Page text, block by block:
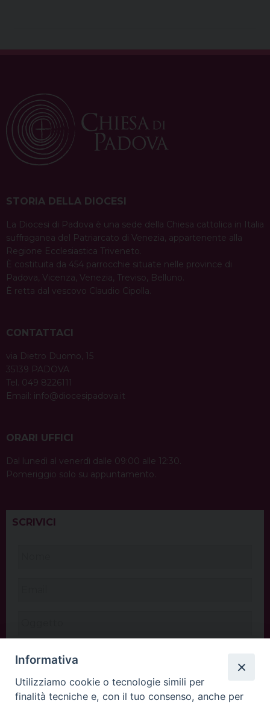
STORIA DELLA DIOCESI
La Diocesi di Padova è una sede della Chiesa cattolica in Italia
suffraganea del Patriarcato di Venezia, appartenente alla
Regione Ecclesiastica Triveneto.
È costituita da 454 parrocchie situate nelle province di
Padova, Vicenza, Venezia, Treviso, Belluno.
È retta dal vescovo Claudio Cipolla.
CONTATTACI
via Dietro Duomo, 15
35139 PADOVA
Tel. 049 8226111
Email: info@diocesipadova.it
ORARI UFFICI
Dal lunedì al venerdì dalle 09:00 alle 12:30.
Pomeriggio solo su appuntamento.
SCRIVICI
Informativa
Utilizziamo cookie o tecnologie simili per
finalità tecniche e, con il tuo consenso, anche per